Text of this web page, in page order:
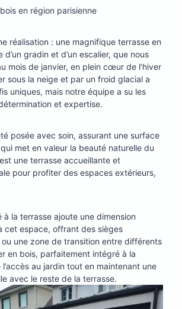
en région parisienne
réalisation : une magnifique terrasse en
d’un gradin et d’un escalier, que nous
mois de janvier, en plein cœur de l’hiver
sous la neige et par un froid glacial a
uniques, mais notre équipe a su les
et expertise.
posée avec soin, assurant une surface
met en valeur la beauté naturelle du
une terrasse accueillante et
pour profiter des espaces extérieurs,
à la terrasse ajoute une dimension
cet espace, offrant des sièges
une zone de transition entre différents
en bois, parfaitement intégré à la
au jardin tout en maintenant une
avec le reste de la terrasse.